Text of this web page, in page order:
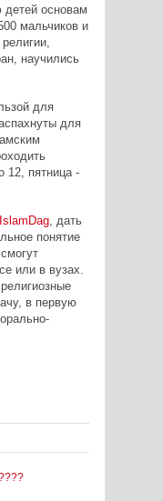
детей основам
мальчиков и
научились
для
для
12, пятница -
IslamDag, дать
понятие
или в вузах.
в первую